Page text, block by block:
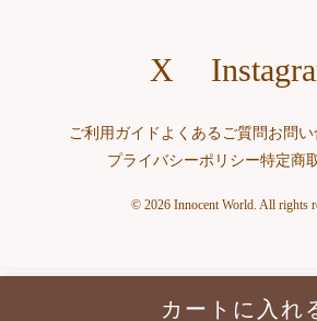
カートに入れ
X
ご利用ガイド よくあるご質問 お問
プライバシーポリシー特定商
© 2026 Innocent World. All rights